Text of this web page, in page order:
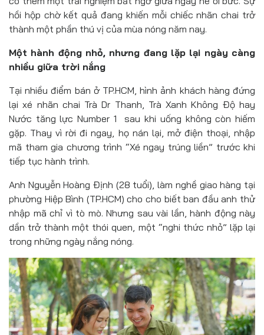
hồi hộp chờ kết quả đang khiến mỗi chiếc nhãn chai trở
thành một phần thú vị của mùa nóng năm nay.
Một hành động nhỏ, nhưng đang lặp lại ngày càng
nhiều giữa trời nắng
Tại nhiều điểm bán ở TP.HCM, hình ảnh khách hàng đứng
lại xé nhãn chai Trà Dr Thanh, Trà Xanh Không Độ hay
Nước tăng lực Number 1 sau khi uống không còn hiếm
gặp. Thay vì rời đi ngay, họ nán lại, mở điện thoại, nhập
mã tham gia chương trình “Xé ngay trúng liền” trước khi
tiếp tục hành trình.
Anh Nguyễn Hoàng Định (28 tuổi), làm nghề giao hàng tại
phường Hiệp Bình (TP.HCM) cho cho biết ban đầu anh thử
nhập mã chỉ vì tò mò. Nhưng sau vài lần, hành động này
dần trở thành một thói quen, một “nghi thức nhỏ” lặp lại
trong những ngày nắng nóng.